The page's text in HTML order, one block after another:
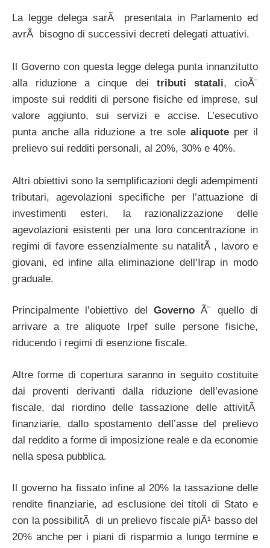
La legge delega sarÃ presentata in Parlamento ed
avrÃ bisogno di successivi decreti delegati attuativi.
Il Governo con questa legge delega punta innanzitutto
alla riduzione a cinque dei tributi statali, cioÃ¨
imposte sui redditi di persone fisiche ed imprese, sul
valore aggiunto, sui servizi e accise. L’esecutivo
punta anche alla riduzione a tre sole aliquote per il
prelievo sui redditi personali, al 20%, 30% e 40%.
Altri obiettivi sono la semplificazioni degli adempimenti
tributari, agevolazioni specifiche per l’attuazione di
investimenti esteri, la razionalizzazione delle
agevolazioni esistenti per una loro concentrazione in
regimi di favore essenzialmente su natalitÃ , lavoro e
giovani, ed infine alla eliminazione dell’Irap in modo
graduale.
Principalmente l’obiettivo del Governo Ã¨ quello di
arrivare a tre aliquote Irpef sulle persone fisiche,
riducendo i regimi di esenzione fiscale.
Altre forme di copertura saranno in seguito costituite
dai proventi derivanti dalla riduzione dell’evasione
fiscale, dal riordino delle tassazione delle attivitÃ
finanziarie, dallo spostamento dell’asse del prelievo
dal reddito a forme di imposizione reale e da economie
nella spesa pubblica.
Il governo ha fissato infine al 20% la tassazione delle
rendite finanziarie, ad esclusione dei titoli di Stato e
con la possibilitÃ di un prelievo fiscale piÃ¹ basso del
20% anche per i piani di risparmio a lungo termine e